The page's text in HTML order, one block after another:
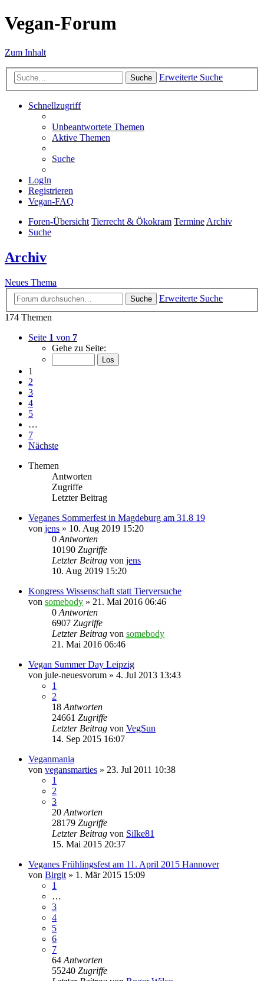
Vegan-Forum
Zum Inhalt
Suche Erweiterte Suche
Schnellzugriff
Unbeantwortete Themen
Aktive Themen
Suche
LogIn
Registrieren
Vegan-FAQ
Foren-Übersicht Tierrecht & Ökokram TermineArchiv
Suche
Archiv
Neues Thema
Suche
Erweiterte Suche
174 Themen
Seite 1 von 7
Gehe zu Seite:
1
2
3
4
5
…
7
Nächste
Themen
Antworten
Zugriffe
Letzter Beitrag
Veganes Sommerfest in Magdeburg am 31.8 19
von jens » 10. Aug 2019 15:20
0 Antworten
10190 Zugriffe
Letzter Beitrag von jens
10. Aug 2019 15:20
Kongress Wissenschaft statt Tierversuche
von somebody » 21. Mai 2016 06:46
0 Antworten
6907 Zugriffe
Letzter Beitrag von somebody
21. Mai 2016 06:46
Vegan Summer Day Leipzig
von jule-neuesvorum » 4. Jul 2013 13:43
1
2
18 Antworten
24661 Zugriffe
Letzter Beitrag von VegSun
14. Sep 2015 16:07
Veganmania
von vegansmarties » 23. Jul 2011 10:38
1
2
3
20 Antworten
28179 Zugriffe
Letzter Beitrag von Silke81
15. Mai 2015 20:37
Veganes Frühlingsfest am 11. April 2015 Hannover
von Birgit » 1. Mär 2015 15:09
1
…
3
4
5
6
7
64 Antworten
55240 Zugriffe